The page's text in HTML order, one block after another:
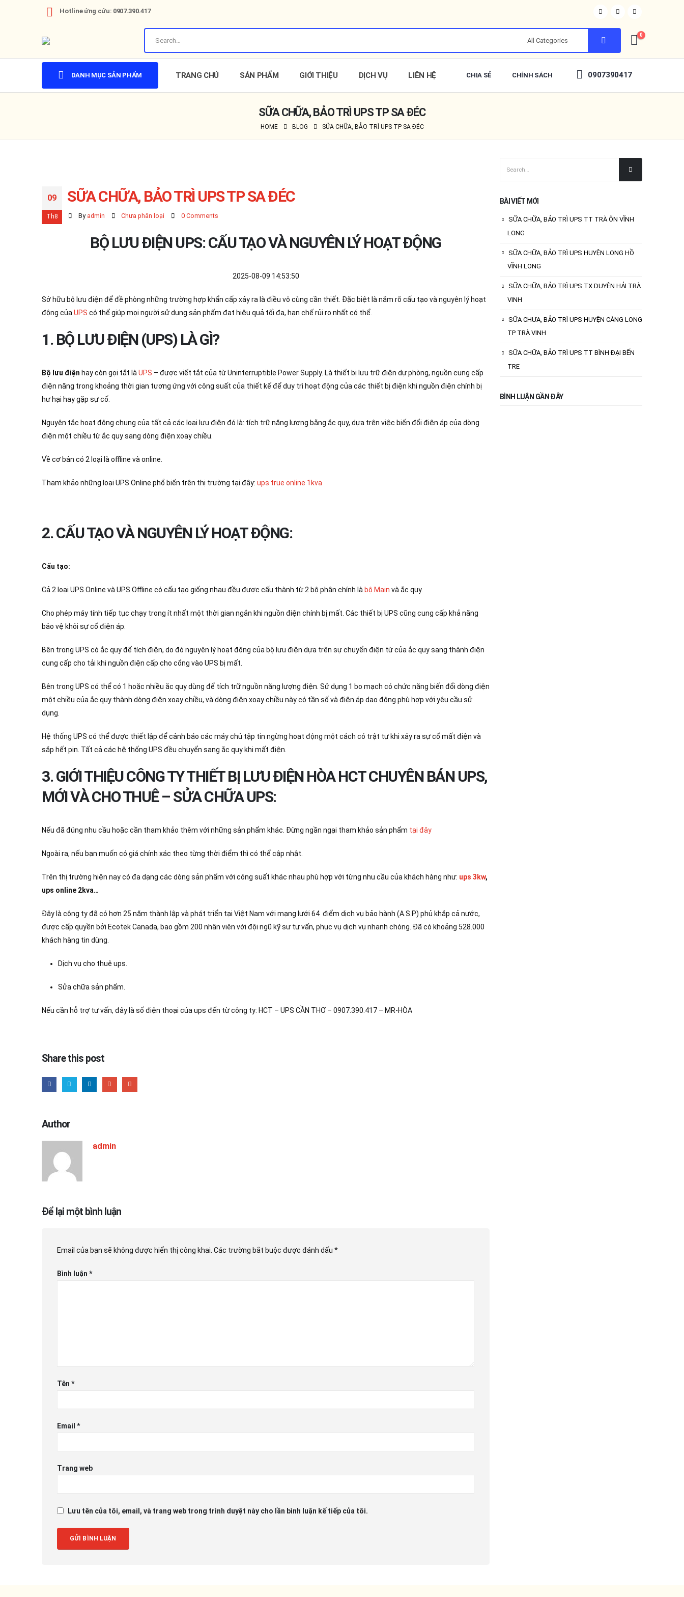
Hotline ứng cứu: 0907.390.417
0
DANH MỤC SẢN PHẨM TRANG CHỦ SẢN PHẨM GIỚI THIỆU DỊCH VỤ LIÊN HỆ CHIA SẺ CHÍNH SÁCH 0907390417
SỮA CHỮA, BẢO TRÌ UPS TP SA ĐÉC
HOME BLOG SỮA CHỮA, BẢO TRÌ UPS TP SA ĐÉC
09
Th8
SỮA CHỮA, BẢO TRÌ UPS TP SA ĐÉC
By admin Chưa phân loại 0 Comments
BỘ LƯU ĐIỆN UPS: CẤU TẠO VÀ NGUYÊN LÝ HOẠT ĐỘNG
2025-08-09 14:53:50
Sở hữu bộ lưu điện để đề phòng những trường hợp khẩn cấp xảy ra là điều vô cùng cần thiết. Đặc biệt là nắm rõ cấu tạo và nguyên lý hoạt
động của UPS có thể giúp mọi người sử dụng sản phẩm đạt hiệu quả tối đa, hạn chế rủi ro nhất có thể.
1. BỘ LƯU ĐIỆN (UPS) LÀ GÌ?
Bộ lưu điện hay còn gọi tắt là UPS – được viết tắt của từ Uninterruptible Power Supply. Là thiết bị lưu trữ điện dự phòng, nguồn cung cấp
điện năng trong khoảng thời gian tương ứng với công suất của thiết kế để duy trì hoạt động của các thiết bị điện khi nguồn điện chính bị
hư hại hay gặp sự cố.
Nguyên tắc hoạt động chung của tất cả các loại lưu điện đó là: tích trữ năng lượng bằng ắc quy, dựa trên việc biến đổi điện áp của dòng
điện một chiều từ ắc quy sang dòng điện xoay chiều.
Về cơ bản có 2 loại là offline và online.
Tham khảo những loại UPS Online phổ biến trên thị trường tại đây: ups true online 1kva
2. CẤU TẠO VÀ NGUYÊN LÝ HOẠT ĐỘNG:
Cấu tạo:
Cả 2 loại UPS Online và UPS Offline có cấu tạo giống nhau đều được cấu thành từ 2 bộ phận chính là bộ Main và ắc quy.
Cho phép máy tính tiếp tục chạy trong ít nhất một thời gian ngắn khi nguồn điện chính bị mất. Các thiết bị UPS cũng cung cấp khả năng
bảo vệ khỏi sự cố điện áp.
Bên trong UPS có ắc quy để tích điện, do đó nguyên lý hoạt động của bộ lưu điện dựa trên sự chuyển điện từ của ắc quy sang thành điện
cung cấp cho tải khi nguồn điện cấp cho cổng vào UPS bị mất.
Bên trong UPS có thể có 1 hoặc nhiều ắc quy dùng để tích trữ nguồn năng lượng điện. Sử dụng 1 bo mạch có chức năng biến đổi dòng điện
một chiều của ắc quy thành dòng điện xoay chiều, và dòng điện xoay chiều này có tần số và điện áp dao động phù hợp với yêu cầu sử
dụng.
Hệ thống UPS có thể được thiết lập để cảnh báo các máy chủ tập tin ngừng hoạt động một cách có trật tự khi xảy ra sự cố mất điện và
sắp hết pin. Tất cả các hệ thống UPS đều chuyển sang ắc quy khi mất điện.
3. GIỚI THIỆU CÔNG TY THIẾT BỊ LƯU ĐIỆN HÒA HCT CHUYÊN BÁN UPS,
MỚI VÀ CHO THUÊ – SỬA CHỮA UPS:
Nếu đã đúng nhu cầu hoặc cần tham khảo thêm với những sản phẩm khác. Đừng ngần ngại tham khảo sản phẩm tại đây
Ngoài ra, nếu bạn muốn có giá chính xác theo từng thời điểm thì có thể cập nhật.
Trên thị trường hiện nay có đa dạng các dòng sản phẩm với công suất khác nhau phù hợp với từng nhu cầu của khách hàng như: ups 3kw,
ups online 2kva…
Đây là công ty đã có hơn 25 năm thành lập và phát triển tại Việt Nam với mạng lưới 64 điểm dịch vụ bảo hành (A.S.P) phủ khắp cả nước,
được cấp quyền bởi Ecotek Canada, bao gồm 200 nhân viên với đội ngũ kỹ sư tư vấn, phục vụ dịch vụ nhanh chóng. Đã có khoảng 528.000
khách hàng tin dùng.
Dịch vụ cho thuê ups.
Sửa chữa sản phẩm.
Nếu cần hỗ trợ tư vấn, đây là số điện thoại của ups đến từ công ty: HCT – UPS CẦN THƠ – 0907.390.417 – MR-HÒA
Share this post
Author
admin
Để lại một bình luận
Email của bạn sẽ không được hiển thị công khai. Các trường bắt buộc được đánh dấu *
Bình luận *
Tên *
Email *
Trang web
Lưu tên của tôi, email, và trang web trong trình duyệt này cho lần bình luận kế tiếp của tôi.
BÀI VIẾT MỚI
SỮA CHỮA, BẢO TRÌ UPS TT TRÀ ÔN VĨNH
LONG
SỮA CHỮA, BẢO TRÌ UPS HUYỆN LONG HỒ
VĨNH LONG
SỮA CHỮA, BẢO TRÌ UPS TX DUYÊN HẢI TRÀ
VINH
SỮA CHƯA, BẢO TRÌ UPS HUYỆN CÀNG LONG
TP TRÀ VINH
SỮA CHỮA, BẢO TRÌ UPS TT BÌNH ĐẠI BẾN
TRE
BÌNH LUẬN GẦN ĐÂY